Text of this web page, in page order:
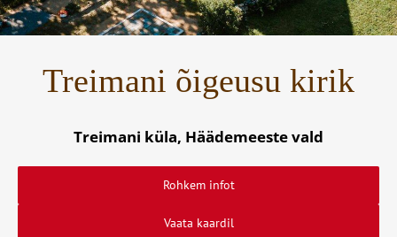
Treimani õigeusu kirik
Treimani küla, Häädemeeste vald
Rohkem infot
Vaata kaardil